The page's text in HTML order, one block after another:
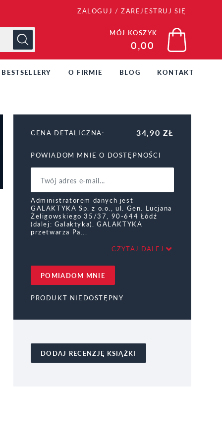
ZALOGUJ / ZAREJESTRUJ SIĘ
MÓJ KOSZYK
0,00
BESTSELLERY O FIRMIE BLOG KONTAKT
CENA DETALICZNA: 34,90 ZŁ
POWIADOM MNIE O DOSTĘPNOŚCI
Administratorem danych jest
GALAKTYKA Sp. z o.o., ul. Gen. Lucjana
Żeligowskiego 35/37, 90-644 Łódź
(dalej: Galaktyka). GALAKTYKA
przetwarza Pa
CZYTAJ DALEJ
POMIADOM MNIE
PRODUKT NIEDOSTĘPNY
DODAJ RECENZJĘ KSIĄŻKI